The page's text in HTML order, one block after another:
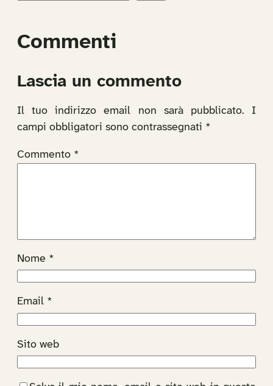
Commenti
Lascia un commento
Il tuo indirizzo email non sarà pubblicato.
I
campi obbligatori sono contrassegnati *
Commento *
Nome *
Email *
Sito web